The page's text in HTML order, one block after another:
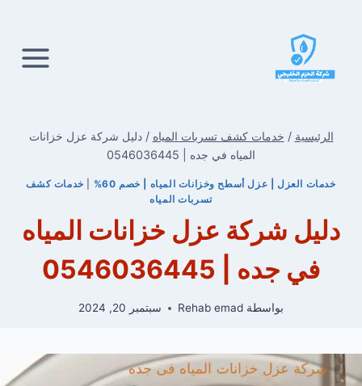
الرئيسية / خدمات كشف تسربات المياه / دليل شركة عزل خزانات
المياه في جده | 0546036445
خدمات العزل | عزل أسطح وخزانات المياه | خصم 60%
خدمات كشف
تسربات المياه
دليل شركة عزل خزانات المياه
في جده | 0546036445
بواسطة Rehab emad سبتمبر 20, 2024